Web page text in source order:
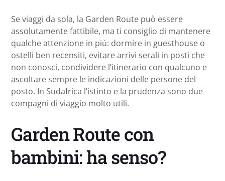
Se viaggi da sola, la Garden Route può essere
assolutamente fattibile, ma ti consiglio di mantenere
qualche attenzione in più: dormire in guesthouse o
ostelli ben recensiti, evitare arrivi serali in posti che
non conosci, condividere l’itinerario con qualcuno e
ascoltare sempre le indicazioni delle persone del
posto. In Sudafrica l’istinto e la prudenza sono due
compagni di viaggio molto utili.
Garden Route con
bambini: ha senso?